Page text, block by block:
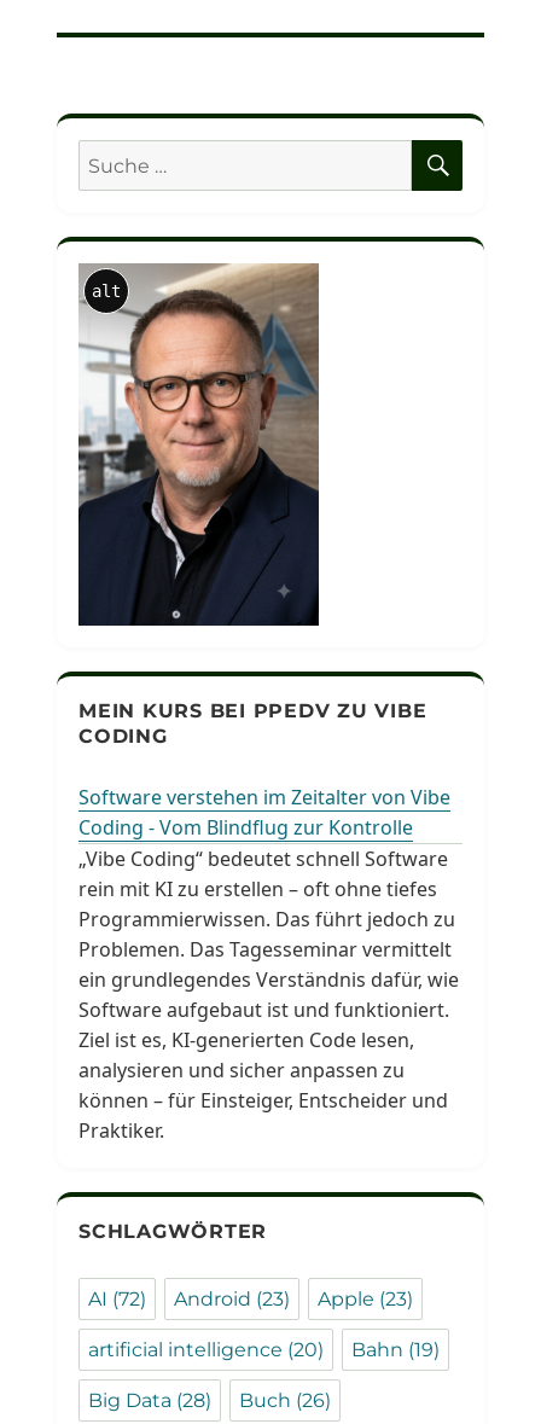
Suche
nach:
alt
MEIN KURS BEI PPEDV ZU VIBE
CODING
Software verstehen im Zeitalter von Vibe
Coding - Vom Blindflug zur Kontrolle
„Vibe Coding“ bedeutet schnell Software
rein mit KI zu erstellen – oft ohne tiefes
Programmierwissen. Das führt jedoch zu
Problemen. Das Tagesseminar vermittelt
ein grundlegendes Verständnis dafür, wie
Software aufgebaut ist und funktioniert.
Ziel ist es, KI-generierten Code lesen,
analysieren und sicher anpassen zu
können – für Einsteiger, Entscheider und
Praktiker.
SCHLAGWÖRTER
AI (72) Android (23) Apple (23)
artificial intelligence (20) Bahn (19)
Big Data (28) Buch (26)